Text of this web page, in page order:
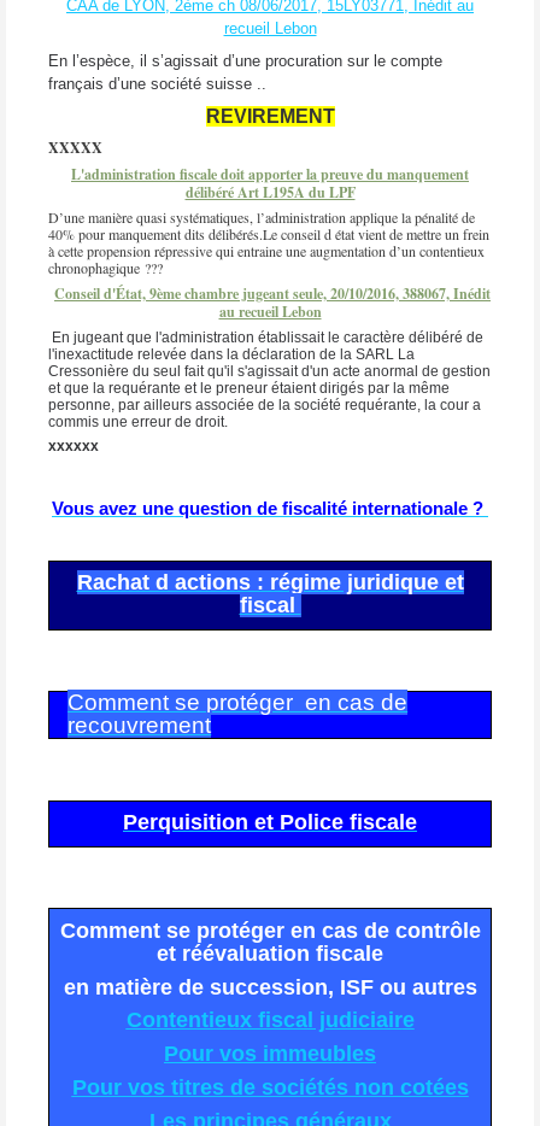
CAA de LYON, 2ème ch 08/06/2017, 15LY03771, Inédit au
recueil Lebon
En l’espèce, il s’agissait d’une procuration sur le compte
français d’une société suisse ..
REVIREMENT
XXXXX
L'administration fiscale doit apporter la preuve du manquement
délibéré Art L195A du LPF
D’une manière quasi systématiques, l’administration applique la pénalité de
40% pour manquement dits délibérés.Le conseil d état vient de mettre un frein
à cette propension répressive qui entraine une augmentation d’un contentieux
chronophagique ???
Conseil d'État, 9ème chambre jugeant seule, 20/10/2016, 388067, Inédit
au recueil Lebon
En jugeant que l'administration établissait le caractère délibéré de
l'inexactitude relevée dans la déclaration de la SARL La
Cressonière du seul fait qu'il s'agissait d'un acte anormal de gestion
et que la requérante et le preneur étaient dirigés par la même
personne, par ailleurs associée de la société requérante, la cour a
commis une erreur de droit.
xxxxxx
Vous avez une question de fiscalité internationale ?
Rachat d actions : régime juridique et
fiscal
Comment se protéger en cas de
recouvrement
Perquisition et Police fiscale
Comment se protéger en cas de contrôle
et réévaluation fiscale
en matière de succession, ISF ou autres
Contentieux fiscal judiciaire
Pour vos immeubles
Pour vos titres de sociétés non cotées
Les principes généraux